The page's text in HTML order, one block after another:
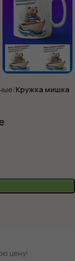
Кружка мишка
цену!